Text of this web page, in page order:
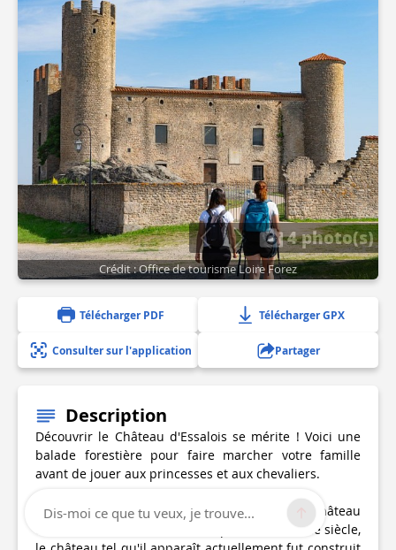
4 photo(s)
Crédit : Office de tourisme Loire Forez
Télécharger PDF Télécharger GPX
Consulter sur l'application Partager
Description
Découvrir le Château d'Essalois se mérite ! Voici une
balade forestière pour faire marcher votre famille
avant de jouer aux princesses et aux chevaliers.
Dominant le plan d'eau et l'île de Grangent, le château
d'Essalois à fière allure ! Cité à partir du XIVème siècle,
Dis-moi ce que tu veux, je trouve...